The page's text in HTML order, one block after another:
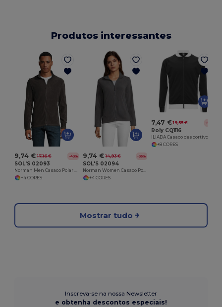
Produtos interessantes
9,74 € 17,16 € -43%
SOL'S 02093
Norman Men Casaco Polar Com Fecho Para Homem
+4 CORES
9,74 € 14,93 € -35%
SOL'S 02094
Norman Women Casaco Polar Com Fecho Para Senhora
+4 CORES
7,47 € 19,55 € -62%
Roly CQ1116
+8 CORES
Mostrar tudo
Inscreva-se na nossa Newsletter
e obtenha descontos especiais!